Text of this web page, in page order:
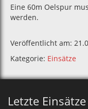
Eine 60m Oelspur
werden.
Veröffentlicht am:
Kategorie: Einsätze
Letzte Einsätze